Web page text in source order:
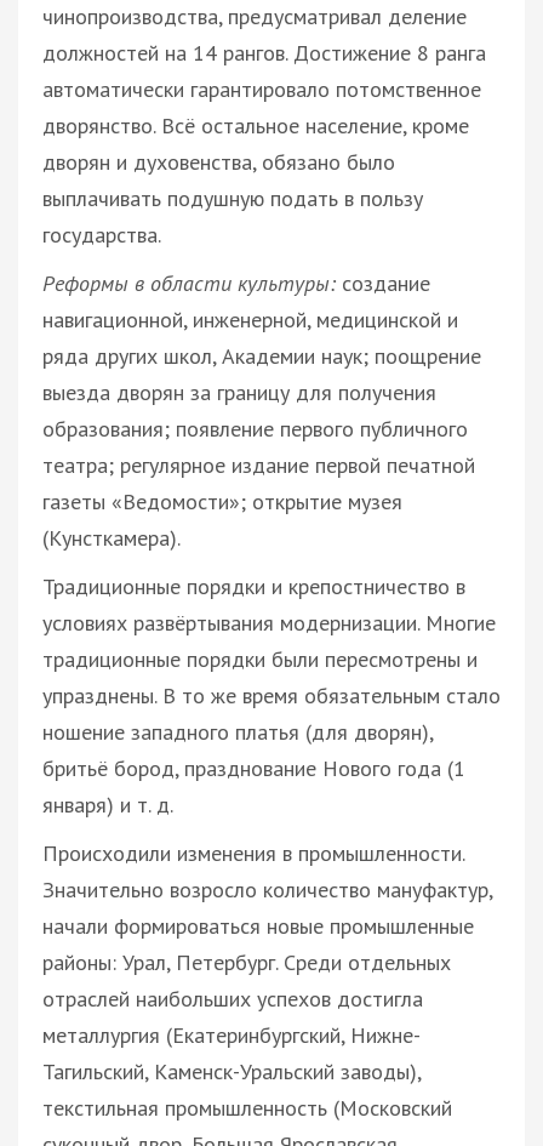
чинопроизводства, предусматривал деление
должностей на 14 рангов. Достижение 8 ранга
автоматически гарантировало потомственное
дворянство. Всё остальное население, кроме
дворян и духовенства, обязано было
выплачивать подушную подать в пользу
государства.
Реформы в области культуры: создание
навигационной, инженерной, медицинской и
ряда других школ, Академии наук; поощрение
выезда дворян за границу для получения
образования; появление первого публичного
театра; регулярное издание первой печатной
газеты «Ведомости»; открытие музея
(Кунсткамера).
Традиционные порядки и крепостничество в
условиях развёртывания модернизации. Многие
традиционные порядки были пересмотрены и
упразднены. В то же время обязательным стало
ношение западного платья (для дворян),
бритьё бород, празднование Нового года (1
января) и т. д.
Происходили изменения в промышленности.
Значительно возросло количество мануфактур,
начали формироваться новые промышленные
районы: Урал, Петербург. Среди отдельных
отраслей наибольших успехов достигла
металлургия (Екатеринбургский, Нижне-
Тагильский, Каменск-Уральский заводы),
текстильная промышленность (Московский